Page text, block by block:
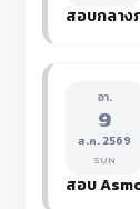
สอบกลาง
อา.
9
ส.ค. 2569
SUN
สอบ